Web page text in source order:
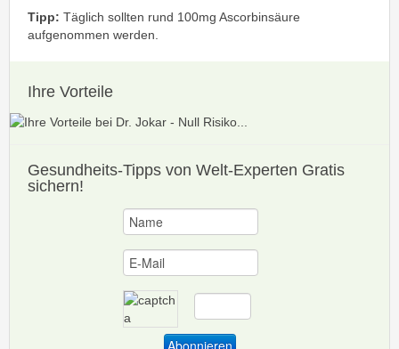
Tipp: Täglich sollten rund 100mg Ascorbinsäure
aufgenommen werden.
Ihre Vorteile
Gesundheits-Tipps von Welt-Experten Gratis
sichern!